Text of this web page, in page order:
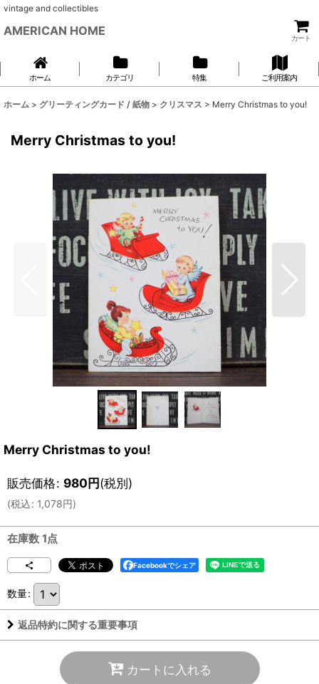
vintage and collectibles
AMERICAN HOME
カート
ホーム カテゴリ 特集 ご利用案内
ホーム > グリーティングカード / 紙物 > クリスマス > Merry Christmas to you!
Merry Christmas to you!
Merry Christmas to you!
販売価格: 980円(税別)
(税込: 1,078円)
在庫数 1点
Facebookでシェア
数量:
返品特約に関する重要事項
カートに入れる